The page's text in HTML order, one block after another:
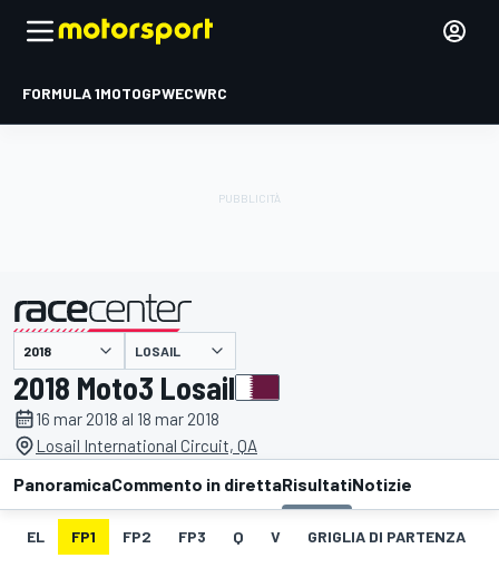
FORMULA 1MOTOGPWECWRC
presentato da LOSAIL
2018 Moto3 Losail
16 mar 2018 al 18 mar 2018
Losail International Circuit, QA
PanoramicaCommento in direttaRisultatiNotizie
EL FP1 FP2 FP3 Q V GRIGLIA DI PARTENZA